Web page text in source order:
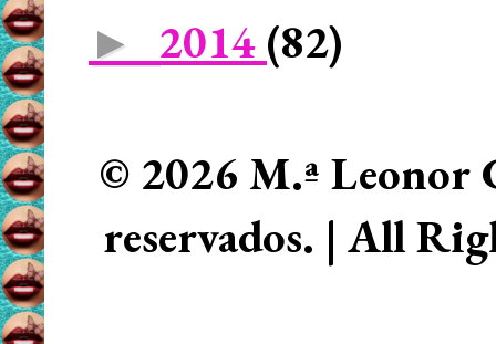
► 2014 (82)
© 2026 M.ª Leonor
reservados. | All